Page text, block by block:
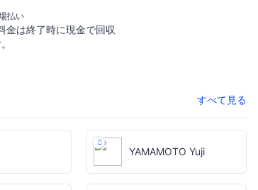
払い
金は終了時に現金で回収
すべて見る
YAMAMOTO Yuji